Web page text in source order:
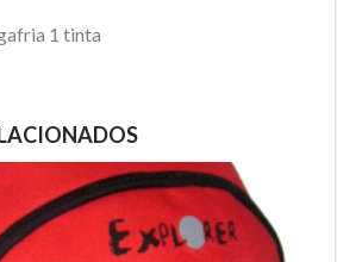
1 tinta